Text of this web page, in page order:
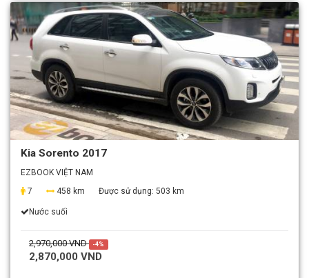
Kia Sorento 2017
EZBOOK VIỆT NAM
7
458 km Được sử dụng: 503 km
Nước suối
2,970,000 VND -4%
2,870,000 VND